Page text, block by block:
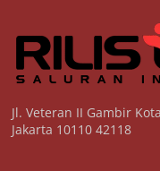
Jl. Veteran II Gambir
Jakarta 10110 42118